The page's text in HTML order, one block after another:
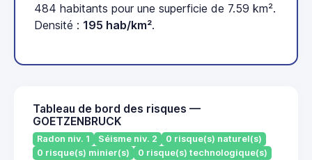
484 habitants pour une superficie de 7.59 km².
Densité : 195 hab/km².
Tableau de bord des risques —
GOETZENBRUCK
Radon niv. 1 Séisme niv. 2
0 risque(s) naturel(s)
0 risque(s) minier(s)
0 risque(s) technologique(s)